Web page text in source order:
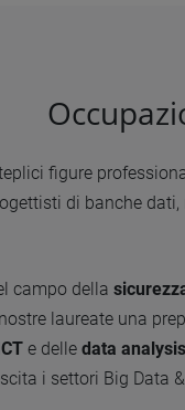
figure
di banche
campo della
laureate una
e delle data analysis
i settori Big Data